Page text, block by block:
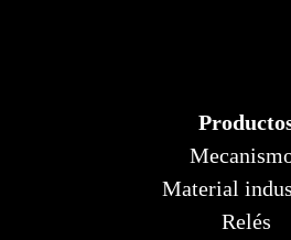
Material
Relés